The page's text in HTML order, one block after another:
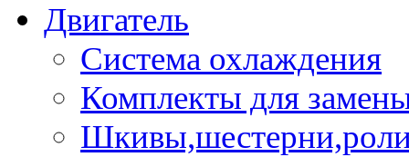
Двигатель
Система охлаждения
Комплекты для